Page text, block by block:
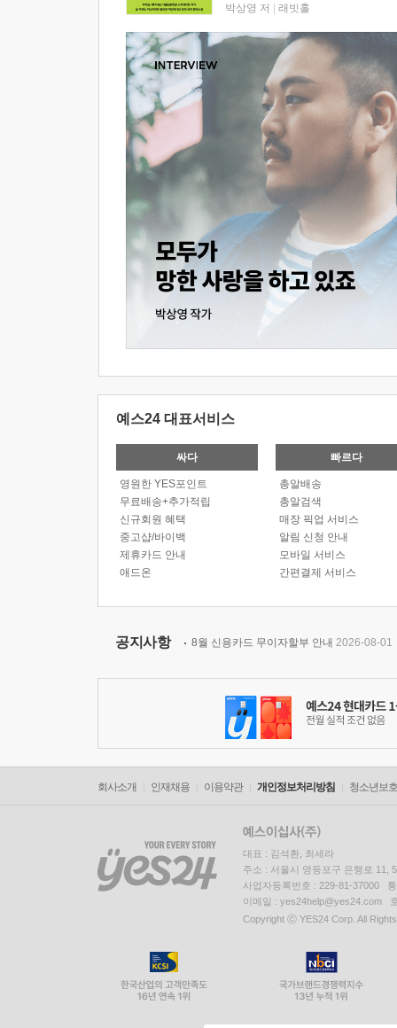
박상영 저 래빗홀
예스24 대표서비스
싸다
영원한 YES포인트
무료배송+추가적립
신규회원 혜택
중고샵/바이백
제휴카드 안내
애드온
빠르다
총알배송
총알검색
매장 픽업 서비스
알림 신청 안내
모바일 서비스
간편결제 서비스
공지사항 8월 신용카드 무이자할부 안내 2026-08-01
회사소개 인재채용 이용약관 개인정보처리방침 청소년보
대표 : 김석환, 최세라
주소 : 서울시 영등포구 은행로 11,
사업자등록번호 : 229-81-37000
이메일 : yes24help@yes24.com
Copyright ⓒ YES24 Corp. All